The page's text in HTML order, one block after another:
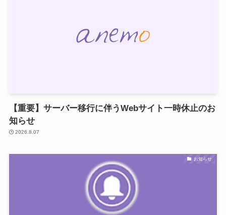
【重要】サーバー移行に伴うWebサイト一時休止のお
知らせ
2026.8.07
お知らせ